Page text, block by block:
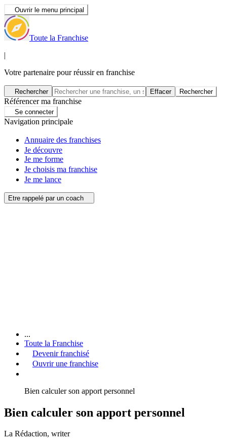
Ouvrir le menu principal
Toute la Franchise
|
Votre partenaire pour réussir en franchise
Rechercher Effacer Rechercher
Référencer ma franchise
Se connecter
Navigation principale
Annuaire des franchises
Je découvre
Je me forme
Je choisis ma franchise
Je me lance
Etre rappelé par un coach
...
Toute la Franchise
Devenir franchisé
Ouvrir une franchise
Bien calculer son apport personnel
Bien calculer son apport personnel
La Rédaction, writer